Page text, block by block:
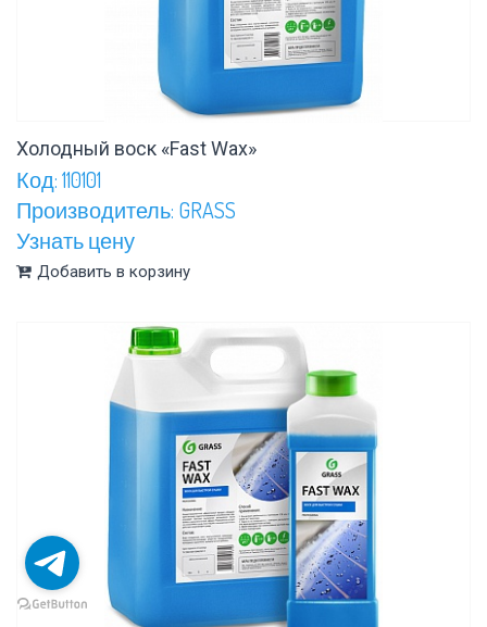
Холодный воск «Fast Wax»
Код: 110101
Производитель: GRASS
Узнать цену
Добавить в корзину